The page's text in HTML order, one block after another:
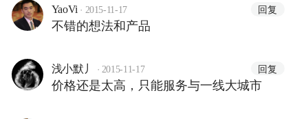
YaoVi · 2015-11-17 回复
不错的想法和产品
浅小默丿 · 2015-11-17 回复
价格还是太高，只能服务与一线大城市